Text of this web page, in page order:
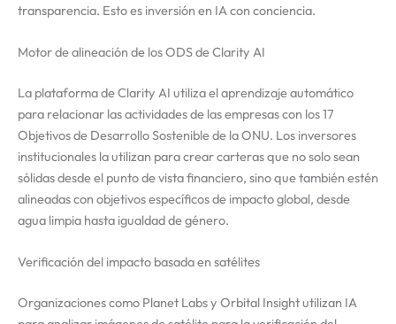
transparencia. Esto es inversión en IA con conciencia.
Motor de alineación de los ODS de Clarity AI
La plataforma de Clarity AI utiliza el aprendizaje automático
para relacionar las actividades de las empresas con los 17
Objetivos de Desarrollo Sostenible de la ONU. Los inversores
institucionales la utilizan para crear carteras que no solo sean
sólidas desde el punto de vista financiero, sino que también estén
alineadas con objetivos específicos de impacto global, desde
agua limpia hasta igualdad de género.
Verificación del impacto basada en satélites
Organizaciones como Planet Labs y Orbital Insight utilizan IA